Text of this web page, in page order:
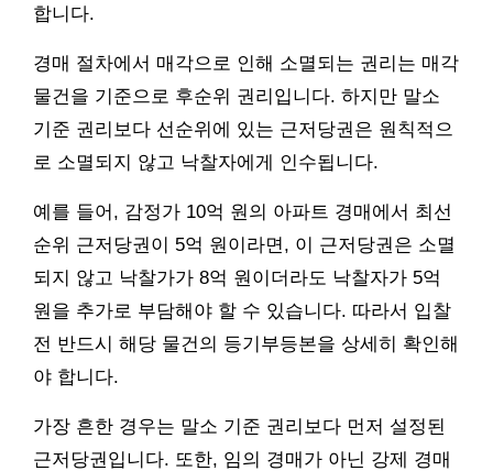
합니다.
경매 절차에서 매각으로 인해 소멸되는 권리는 매각
물건을 기준으로 후순위 권리입니다. 하지만 말소
기준 권리보다 선순위에 있는 근저당권은 원칙적으
로 소멸되지 않고 낙찰자에게 인수됩니다.
예를 들어, 감정가 10억 원의 아파트 경매에서 최선
순위 근저당권이 5억 원이라면, 이 근저당권은 소멸
되지 않고 낙찰가가 8억 원이더라도 낙찰자가 5억
원을 추가로 부담해야 할 수 있습니다. 따라서 입찰
전 반드시 해당 물건의 등기부등본을 상세히 확인해
야 합니다.
가장 흔한 경우는 말소 기준 권리보다 먼저 설정된
근저당권입니다. 또한, 임의 경매가 아닌 강제 경매